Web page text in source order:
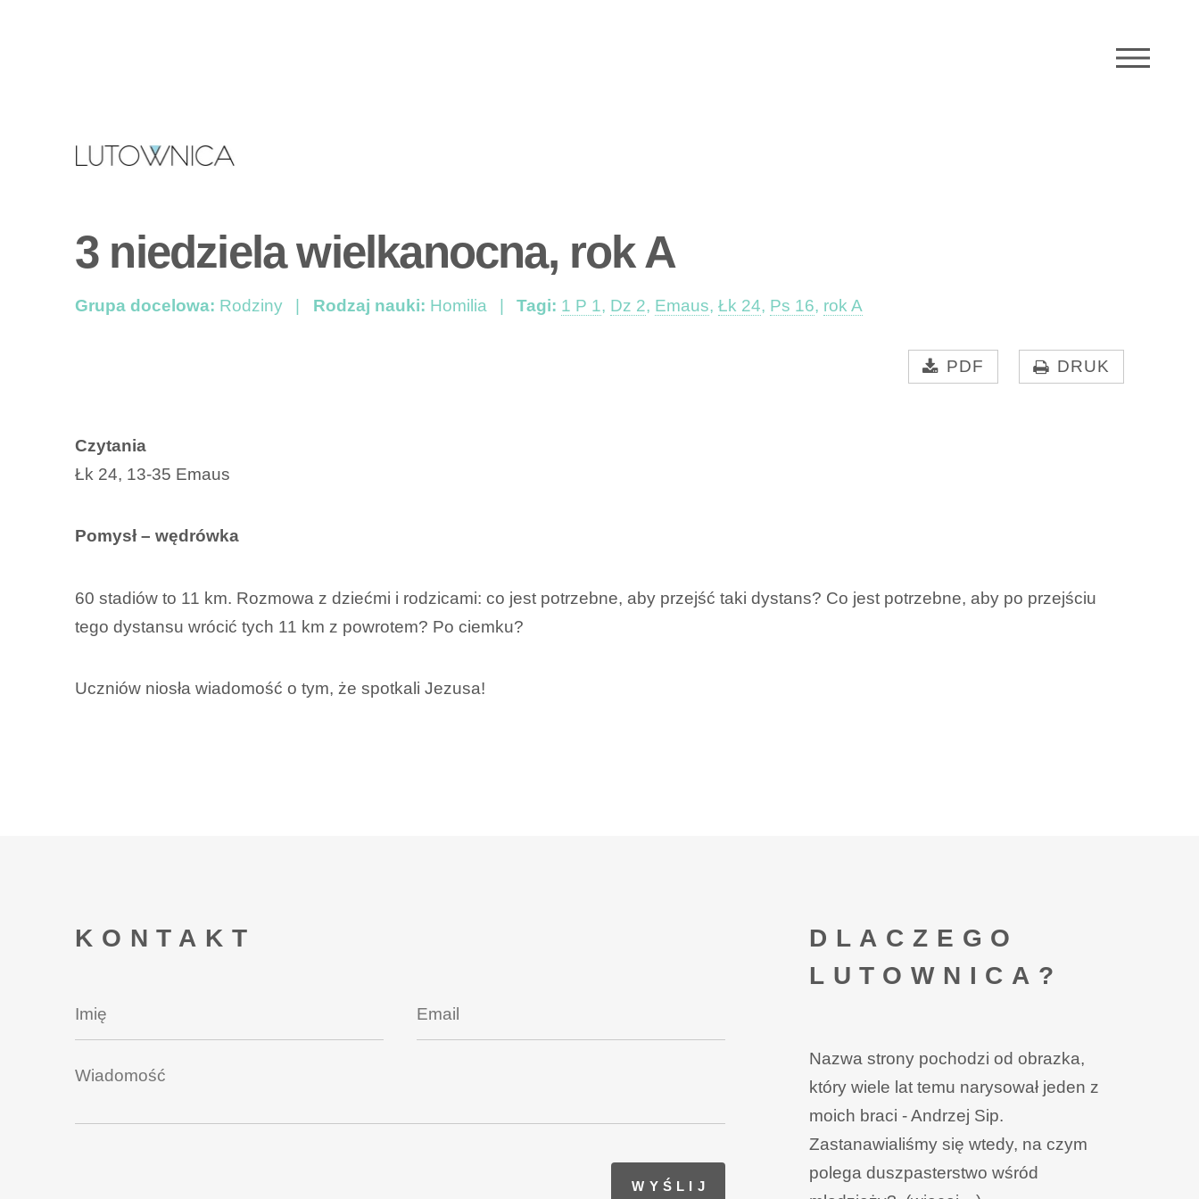
3 niedziela wielkanocna, rok A
Grupa docelowa: Rodziny Rodzaj nauki: Homilia Tagi: 1 P 1, Dz 2, Emaus,Łk 24, Ps 16, rok A
PDF DRUK
Czytania
Łk 24, 13-35 Emaus
Pomysł – wędrówka
60 stadiów to 11 km. Rozmowa z dziećmi i rodzicami: co jest potrzebne, aby przejść taki dystans? Co jest potrzebne, aby po przejściu
tego dystansu wrócić tych 11 km z powrotem? Po ciemku?
Uczniów niosła wiadomość o tym, że spotkali Jezusa!
KONTAKT
DLACZEGO
LUTOWNICA?
Nazwa strony pochodzi od obrazka,
który wiele lat temu narysował jeden z
moich braci - Andrzej Sip.
Zastanawialiśmy się wtedy, na czym
polega duszpasterstwo wśród